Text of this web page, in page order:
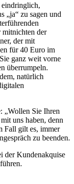
eindringlich,
„ja“ zu sagen und
mitnichten der
der mit
für 40 Euro im
ganz weit vorne
überrumpeln.
natürlich
„Wollen Sie Ihren
uns haben, denn
Fall gilt es, immer
zu beenden.
der Kundenakquise